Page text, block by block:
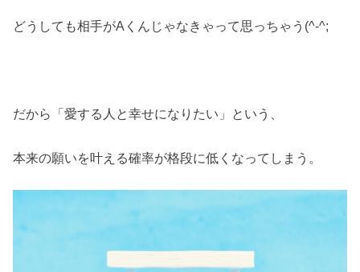
どうしても相手がAくんじゃなきゃって思っちゃう(^-^;
だから「愛する人と幸せになりたい」という、
本来の願いを叶える確率が格段に低くなってしまう。